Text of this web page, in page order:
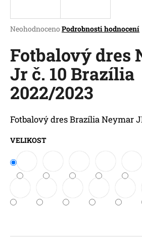
Průměrné
produktu
je
0,0
z
5
hvězdiček.
Neohodnoceno Podrobnosti hodnocení
Fotbalový dres
Jr č. 10 Brazília
2022/2023
Fotbalový dres Brazília Neymar
VELIKOST
j
t
?
HLEDAT
D
p
o
r